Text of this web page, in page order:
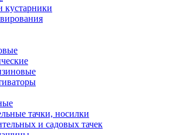
кустарники
тачки, носилки
и садовых тачек